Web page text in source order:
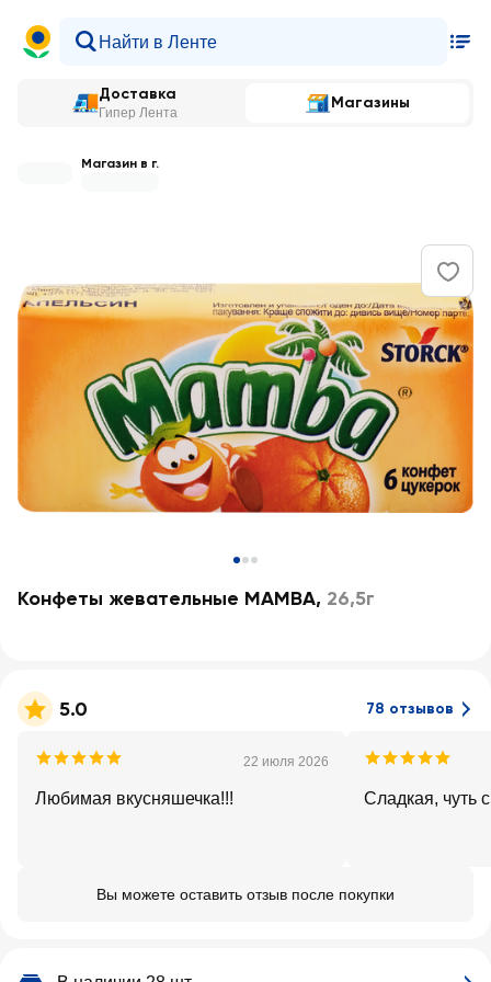
Доставка
Гипер Лента
Магазины
Магазин в г.
Конфеты жевательные MAMBA, 26,5г
5.0 78 отзывов
22 июля 2026
Любимая вкусняшечка!!! Сладкая, чуть
Вы можете оставить отзыв после покупки